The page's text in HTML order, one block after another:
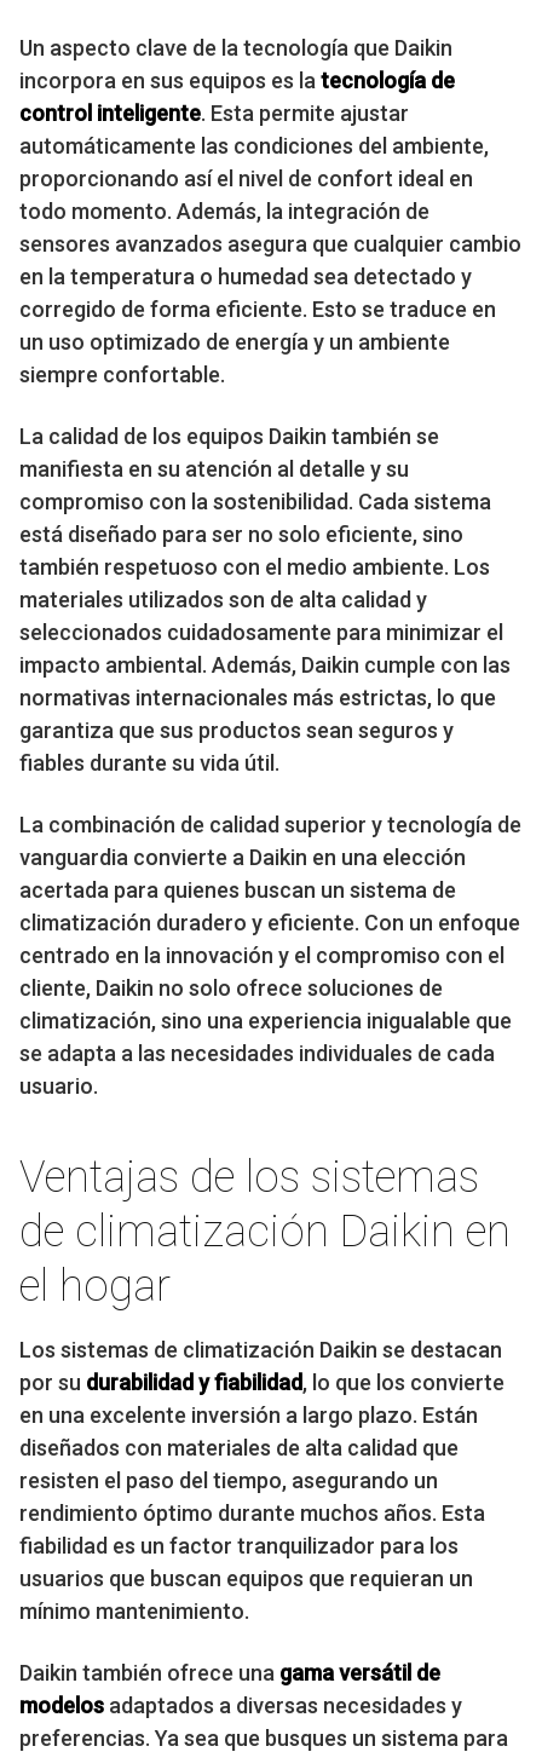
Un aspecto clave de la tecnología que Daikin
incorpora en sus equipos es la tecnología de
control inteligente. Esta permite ajustar
automáticamente las condiciones del ambiente,
proporcionando así el nivel de confort ideal en
todo momento. Además, la integración de
sensores avanzados asegura que cualquier cambio
en la temperatura o humedad sea detectado y
corregido de forma eficiente. Esto se traduce en
un uso optimizado de energía y un ambiente
siempre confortable.
La calidad de los equipos Daikin también se
manifiesta en su atención al detalle y su
compromiso con la sostenibilidad. Cada sistema
está diseñado para ser no solo eficiente, sino
también respetuoso con el medio ambiente. Los
materiales utilizados son de alta calidad y
seleccionados cuidadosamente para minimizar el
impacto ambiental. Además, Daikin cumple con las
normativas internacionales más estrictas, lo que
garantiza que sus productos sean seguros y
fiables durante su vida útil.
La combinación de calidad superior y tecnología de
vanguardia convierte a Daikin en una elección
acertada para quienes buscan un sistema de
climatización duradero y eficiente. Con un enfoque
centrado en la innovación y el compromiso con el
cliente, Daikin no solo ofrece soluciones de
climatización, sino una experiencia inigualable que
se adapta a las necesidades individuales de cada
usuario.
Ventajas de los sistemas
de climatización Daikin en
el hogar
Los sistemas de climatización Daikin se destacan
por su durabilidad y fiabilidad, lo que los convierte
en una excelente inversión a largo plazo. Están
diseñados con materiales de alta calidad que
resisten el paso del tiempo, asegurando un
rendimiento óptimo durante muchos años. Esta
fiabilidad es un factor tranquilizador para los
usuarios que buscan equipos que requieran un
mínimo mantenimiento.
Daikin también ofrece una gama versátil de
modelos adaptados a diversas necesidades y
preferencias. Ya sea que busques un sistema para